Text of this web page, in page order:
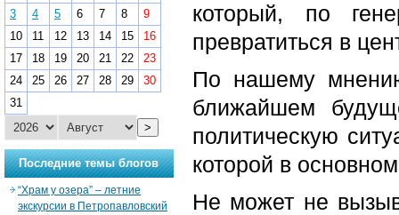
который, по
превратиться в
По нашему
ближайшем
политическую
которой в
Не может не
3
4 5 6 7 8
9
10
11 12 13 14 15
16
17
18 19 20 21 22
23
24
25 26 27 28 29
30
31
>
Последние темы блогов
“Храм у озера” – летние
экскурсии в Петропавловский